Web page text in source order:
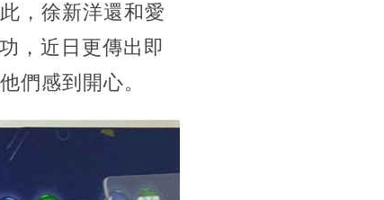
， 徐新洋還和愛
，近日更傳出即
們感到開心。